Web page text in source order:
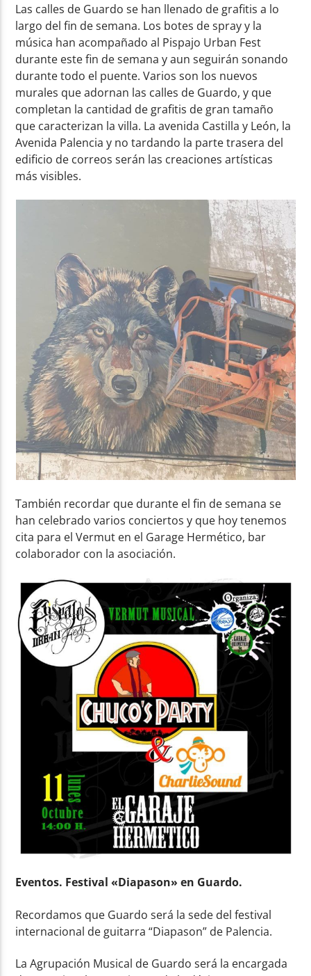
Las calles de Guardo se han llenado de grafitis a lo
largo del fin de semana. Los botes de spray y la
música han acompañado al Pispajo Urban Fest
durante este fin de semana y aun seguirán sonando
durante todo el puente. Varios son los nuevos
murales que adornan las calles de Guardo, y que
completan la cantidad de grafitis de gran tamaño
que caracterizan la villa. La avenida Castilla y León, la
Avenida Palencia y no tardando la parte trasera del
edificio de correos serán las creaciones artísticas
más visibles.
También recordar que durante el fin de semana se
han celebrado varios conciertos y que hoy tenemos
cita para el Vermut en el Garage Hermético, bar
colaborador con la asociación.
Eventos. Festival «Diapason» en Guardo.
Recordamos que Guardo será la sede del festival
internacional de guitarra “Diapason” de Palencia.
La Agrupación Musical de Guardo será la encargada